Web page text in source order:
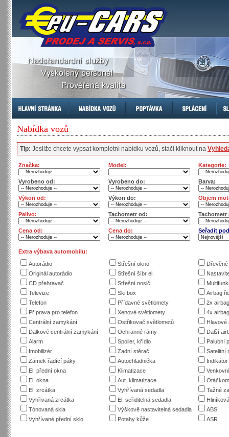
Nabídka vozů
Tip: Jesliže chcete vypsat kompletní nabídku vozů, stačí kliknout na
Značka: Model: Kategorie:
Vyrobeno od: Vyrobeno do: Barva:
Výkon od: Výkon do: Objem
Palivo: Tachometr od: Tachometr
Cena od: Cena do: Seřadit
Extra výbava automobilu:
Autorádio
Originál autorádio
CD přehravač
Televize
Telefon
Příprava pro telefon
Centrální zamykání
Dalkové centrální zamykání
Alarm
Imobilizér
Zámek řadící páky
El. přední okna
El. okna
El. zrcátka
Vyhřivaná zrcátka
Tónovaná skla
Vyhřívané přední sklo
Střešní okno
Střešní šíbr el.
Střešní nosič
Ski box
Přídavné světlomety
Xenové světlomety
Ostřikovač světlometů
Ochranné rámy
Spoiler, křídlo
Zadní stěrač
Autochladnička
Klimatizace
Aut. klimatizace
Vyhřívaná sedadla
El. seřiditelná sedadla
Výškově nastavitelná sedadla
Potahy kůže
Airbag
2x airbag
4x airbag
Hlavové
Další
Palubní
Satelitní
Tažné
ABS
ASR